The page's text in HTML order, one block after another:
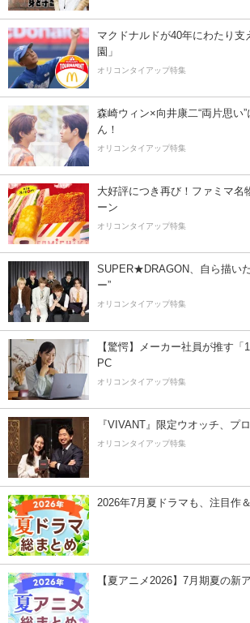
マクドナルドが40年にわたり支
園」
オリコンタイアップ特集
森崎ウィン×向井康二“両片思い
ん！
オリコンタイアップ特集
大好評につき再び！ファミマ名
ーン
オリコンタイアップ特集
SUPER★DRAGON、自ら描い
ー”
オリコンタイアップ特集
【驚愕】メーカー社員が推す
PC
オリコンタイアップ特集
『VIVANT』限定ウオッチ、プ
オリコンタイアップ特集
2026年7月夏ドラマも、注目作
【夏アニメ2026】7月期夏の新